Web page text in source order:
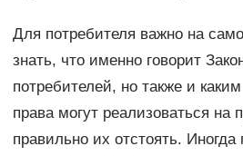
Для потребителя важно на
знать, что именно говорит
потребителей, но также и
права могут реализоваться на
правильно их отстоять. Иногда